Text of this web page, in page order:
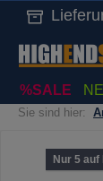
Zur
%SALE
Sie sind hier:
Nur 5 auf